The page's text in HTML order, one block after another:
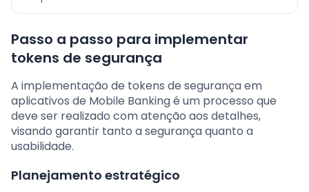
Passo a passo para implementar
tokens de segurança
A implementação de tokens de segurança em
aplicativos de Mobile Banking é um processo que
deve ser realizado com atenção aos detalhes,
visando garantir tanto a segurança quanto a
usabilidade.
Planejamento estratégico